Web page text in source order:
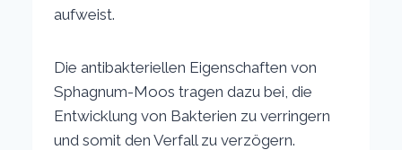
aufweist.
Die antibakteriellen Eigenschaften von
Sphagnum-Moos tragen dazu bei, die
Entwicklung von Bakterien zu verringern
und somit den Verfall zu verzögern.